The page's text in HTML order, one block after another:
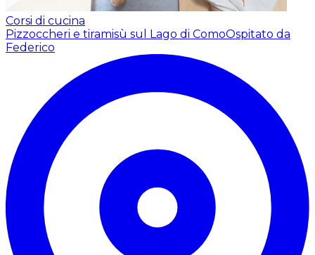
Corsi di cucina
Pizzoccheri e tiramisù sul Lago di ComoOspitato da
Federico